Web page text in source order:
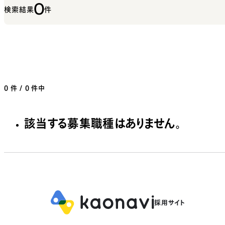
検索結果0件
0 件 / 0 件中
該当する募集職種はありません。